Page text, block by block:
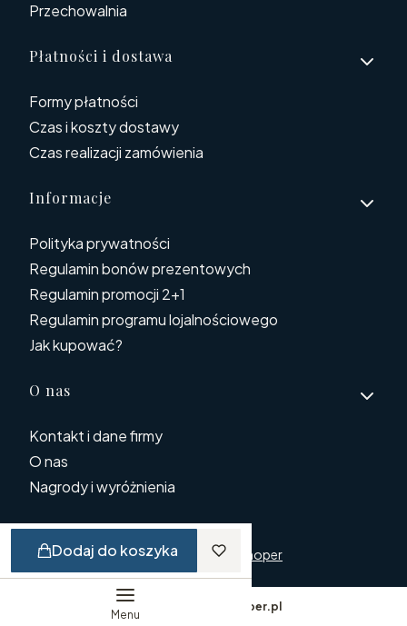
Przechowalnia
Płatności i dostawa
Formy płatności
Czas i koszty dostawy
Czas realizacji zamówienia
Informacje
Polityka prywatności
Regulamin bonów prezentowych
Regulamin promocji 2+1
Regulamin programu lojalnościowego
Jak kupować?
O nas
Kontakt i dane firmy
O nas
Nagrody i wyróżnienia
© Copyright 2025 Shoper
Shoper.pl
Dodaj do koszyka
Menu